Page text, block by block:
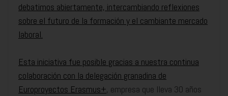
debatimos abiertamente, intercambiando reflexiones
sobre el futuro de la formación y el cambiante mercado
laboral.
Esta iniciativa fue posible gracias a nuestra continua
colaboración con la delegación granadina de
Europroyectos Erasmus+, empresa que lleva 30 años